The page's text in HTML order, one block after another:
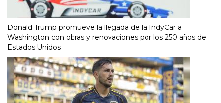
Donald Trump promueve la llegada de la IndyCar a
Washington con obras y renovaciones por los 250 años de
Estados Unidos